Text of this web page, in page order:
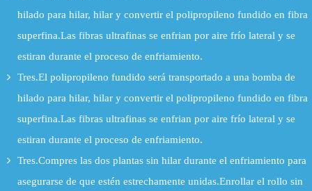
hilado para hilar, hilar y convertir el polipropileno fundido en fibra
superfina.Las fibras ultrafinas se enfrian por aire frío lateral y se
estiran durante el proceso de enfriamiento.
Tres.El polipropileno fundido será transportado a una bomba de
hilado para hilar, hilar y convertir el polipropileno fundido en fibra
superfina.Las fibras ultrafinas se enfrian por aire frío lateral y se
estiran durante el proceso de enfriamiento.
Tres.Compres las dos plantas sin hilar durante el enfriamiento para
asegurarse de que estén estrechamente unidas.Enrollar el rollo sin